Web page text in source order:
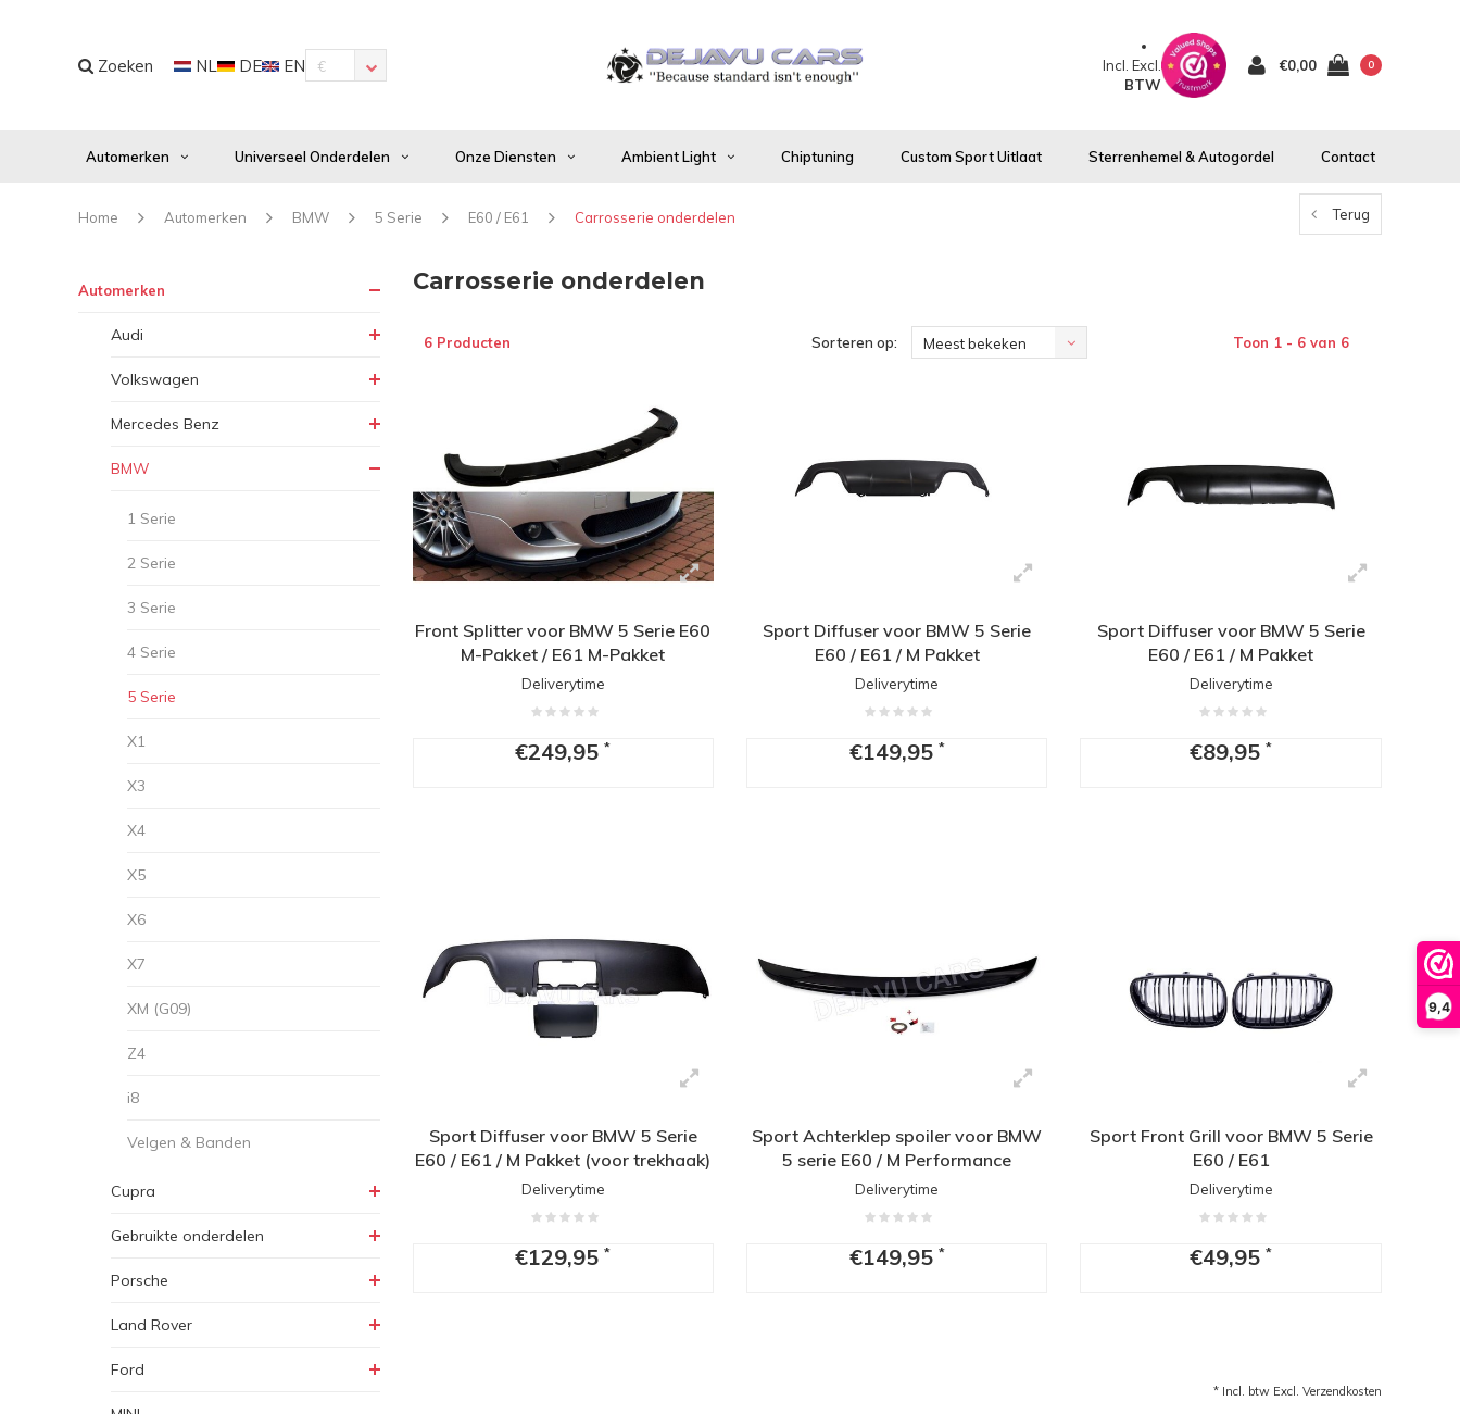
9,4
Zoeken NL DE EN € Incl. Excl.
BTW
€0,00 0
Automerken Universeel Onderdelen Onze Diensten Ambient Light Chiptuning Custom Sport Uitlaat Sterrenhemel & Autogordel Contact
Home Automerken BMW 5 Serie E60 / E61 Carrosserie onderdelen Terug
Automerken
Audi
Volkswagen
Mercedes Benz
BMW
1 Serie
2 Serie
3 Serie
4 Serie
5 Serie
X1
X3
X4
X5
X6
X7
XM (G09)
Z4
i8
Velgen & Banden
Cupra
Gebruikte onderdelen
Porsche
Land Rover
Ford
Carrosserie onderdelen
6 Producten Sorteren op: Meest bekeken Toon 1 - 6 van 6
Front Splitter voor BMW 5 Serie E60
M-Pakket / E61 M-Pakket
Deliverytime
€249,95*
Sport Diffuser voor BMW 5 Serie
E60 / E61 / M Pakket
Deliverytime
€149,95 *
Sport Diffuser voor BMW 5 Serie
E60 / E61 / M Pakket
Deliverytime
€89,95*
Sport Diffuser voor BMW 5 Serie
E60 / E61 / M Pakket (voor trekhaak)
Deliverytime
€129,95*
Sport Achterklep spoiler voor BMW
5 serie E60 / M Performance
Deliverytime
€149,95 *
Sport Front Grill voor BMW 5 Serie
E60 / E61
Deliverytime
€49,95*
* Incl. btw Excl. Verzendkosten